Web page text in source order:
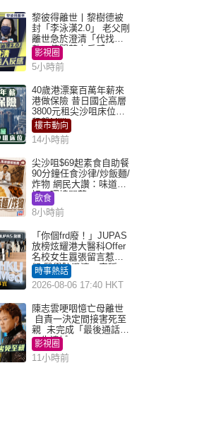
黎彼得離世丨黎樹德被
封「李泳漢2.0」 老父剛
離世急於澄清「代找卡
數」傳聞惹人反感
影視圈
5小時前
40歲港漂棄百萬年薪來
港做保險 昔日國企高層
3800元租尖沙咀床位｜
租盤Million
樓市動向
14小時前
尖沙咀$69起素食自助餐
90分鐘任食沙律/炒飯麵/
炸物 網民大讚：味道
好，環境闊落
飲食
8小時前
「你個frd廢！」JUPAS
放榜炫耀港大醫科Offer
名校女生囂張留言惹眾
怒 醫學院澄清：宣稱
「40.5分獲錄取」不符事
實｜Juicy叮
時事熱話
2026-08-06 17:40 HKT
陳志雲哽咽憶亡母離世
自責一決定間接害死至
親 未完成「最後通話」
一生遺憾
影視圈
11小時前